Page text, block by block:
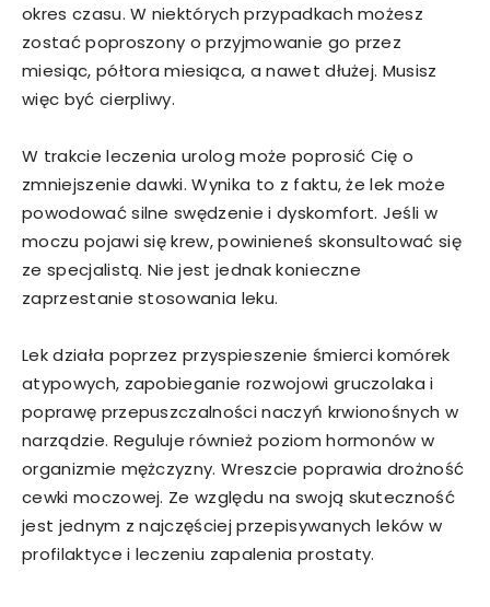
okres czasu. W niektórych przypadkach możesz
zostać poproszony o przyjmowanie go przez
miesiąc, półtora miesiąca, a nawet dłużej. Musisz
więc być cierpliwy.
W trakcie leczenia urolog może poprosić Cię o
zmniejszenie dawki. Wynika to z faktu, że lek może
powodować silne swędzenie i dyskomfort. Jeśli w
moczu pojawi się krew, powinieneś skonsultować się
ze specjalistą. Nie jest jednak konieczne
zaprzestanie stosowania leku.
Lek działa poprzez przyspieszenie śmierci komórek
atypowych, zapobieganie rozwojowi gruczolaka i
poprawę przepuszczalności naczyń krwionośnych w
narządzie. Reguluje również poziom hormonów w
organizmie mężczyzny. Wreszcie poprawia drożność
cewki moczowej. Ze względu na swoją skuteczność
jest jednym z najczęściej przepisywanych leków w
profilaktyce i leczeniu zapalenia prostaty.